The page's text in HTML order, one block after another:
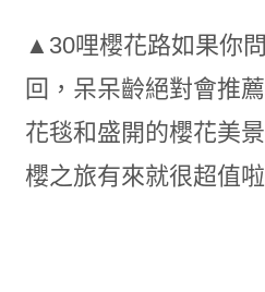
▲30哩櫻花路如果你
回，呆呆齡絕對會推
花毯和盛開的櫻花美
櫻之旅有來就很超值啦